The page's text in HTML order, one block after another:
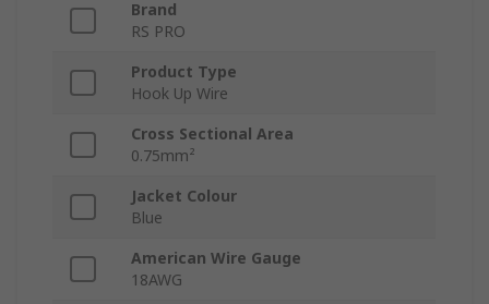
Brand
RS PRO
Product Type
Hook Up Wire
Cross Sectional Area
0.75mm²
Jacket Colour
Blue
American Wire Gauge
18AWG